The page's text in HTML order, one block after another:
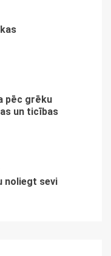
pēc grēku
un ticības
noliegt sevi